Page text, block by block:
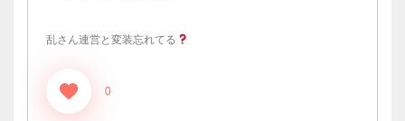
乱さん連営と変装忘れてる
0